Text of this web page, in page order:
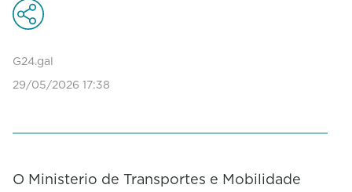
G24.gal
29/05/2026 17:38
O Ministerio de Transportes e Mobilidade